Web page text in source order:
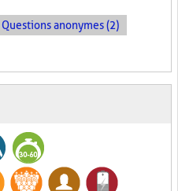
Questions anonymes (2)